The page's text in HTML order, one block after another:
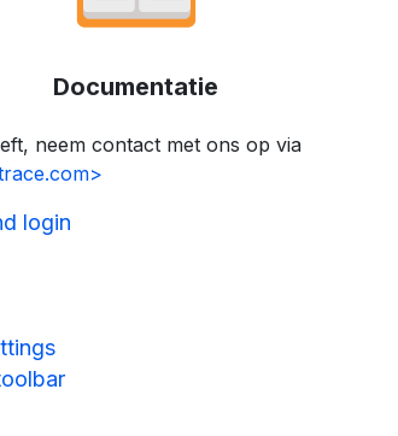
Documentatie
neem contact met ons op via
login